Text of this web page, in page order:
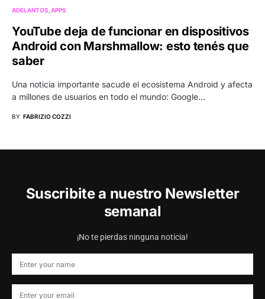
ADELANTOS APPS
YouTube deja de funcionar en dispositivos
Android con Marshmallow: esto tenés que
saber
Una noticia importante sacude el ecosistema Android y afecta
a millones de usuarios en todo el mundo: Google…
BY FABRIZIO COZZI
Suscribite a nuestro Newsletter
semanal
¡No te pierdas ninguna noticia!